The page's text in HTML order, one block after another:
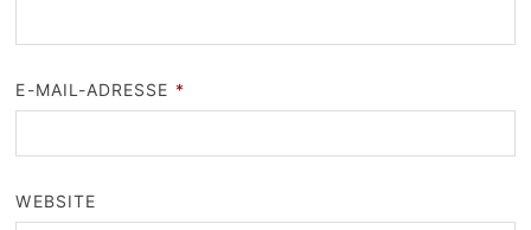
E-MAIL-ADRESSE *
WEBSITE